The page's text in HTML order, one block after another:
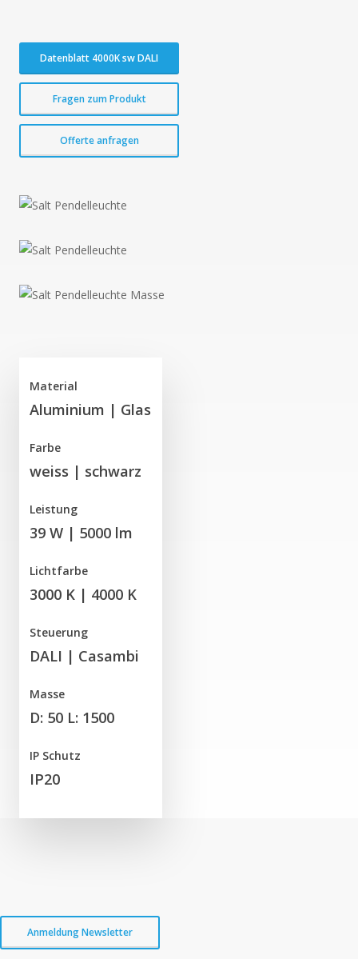
Datenblatt 4000K sw DALI
Fragen zum Produkt
Offerte anfragen
Material
Aluminium | Glas
Farbe
weiss | schwarz
Leistung
39 W | 5000 lm
Lichtfarbe
3000 K | 4000 K
Steuerung
DALI | Casambi
Masse
D: 50 L: 1500
IP Schutz
IP20
Anmeldung Newsletter